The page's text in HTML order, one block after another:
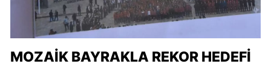
MOZAİK BAYRAKLA REKOR HEDEFİ